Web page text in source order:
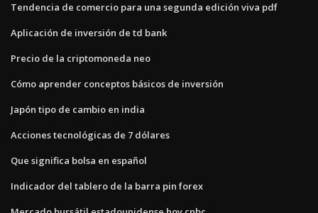
Tendencia de comercio para una segunda edición viva pdf
Aplicación de inversión de td bank
Precio de la criptomoneda neo
Cómo aprender conceptos básicos de inversión
Japón tipo de cambio en india
Acciones tecnológicas de 7 dólares
Que significa bolsa en español
Indicador del tablero de la barra pin forex